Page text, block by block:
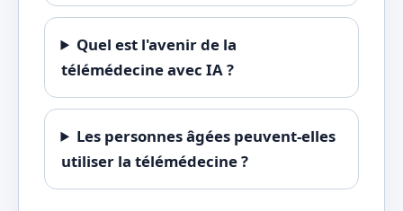
Quel est l'avenir de la
télémédecine avec IA ?
Les personnes âgées peuvent-elles
utiliser la télémédecine ?